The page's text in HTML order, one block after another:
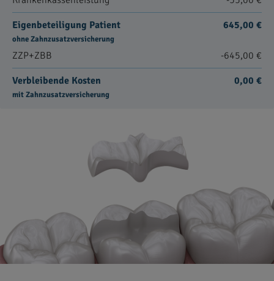
Eigenbeteiligung Patient
ohne Zahnzusatzversicherung
645,00 €
ZZP+ZBB -645,00 €
Verbleibende Kosten
mit Zahnzusatzversicherung
0,00 €